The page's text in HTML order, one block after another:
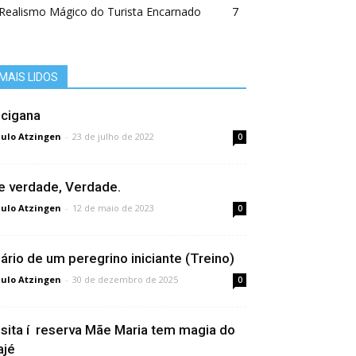
Realismo Mágico do Turista Encarnado
7
MAIS LIDOS
Atzingen - 23 de julho de 2022 0
verdade, Verdade.
Atzingen - 12 de maio de 2023 0
de um peregrino iniciante (Treino)
Atzingen - 30 de dezembro de 2025 0
í reserva Mãe Maria tem magia do